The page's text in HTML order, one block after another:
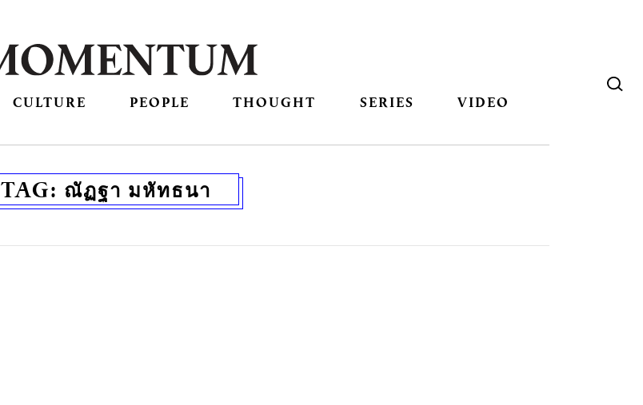
CULTURE PEOPLE THOUGHT SERIES VIDEO
TAG: ณัฏฐา มหัทธนา